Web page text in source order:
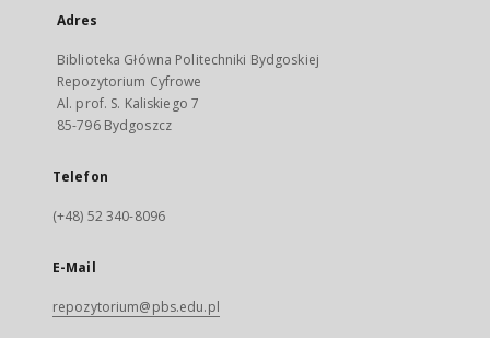
Adres
Biblioteka Główna Politechniki Bydgoskiej
Repozytorium Cyfrowe
Al. prof. S. Kaliskiego 7
85-796 Bydgoszcz
Telefon
(+48) 52 340-8096
E-Mail
repozytorium@pbs.edu.pl